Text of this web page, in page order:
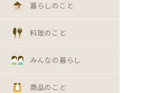
暮らしのこと
料理のこと
みんなの暮らし
商品のこと